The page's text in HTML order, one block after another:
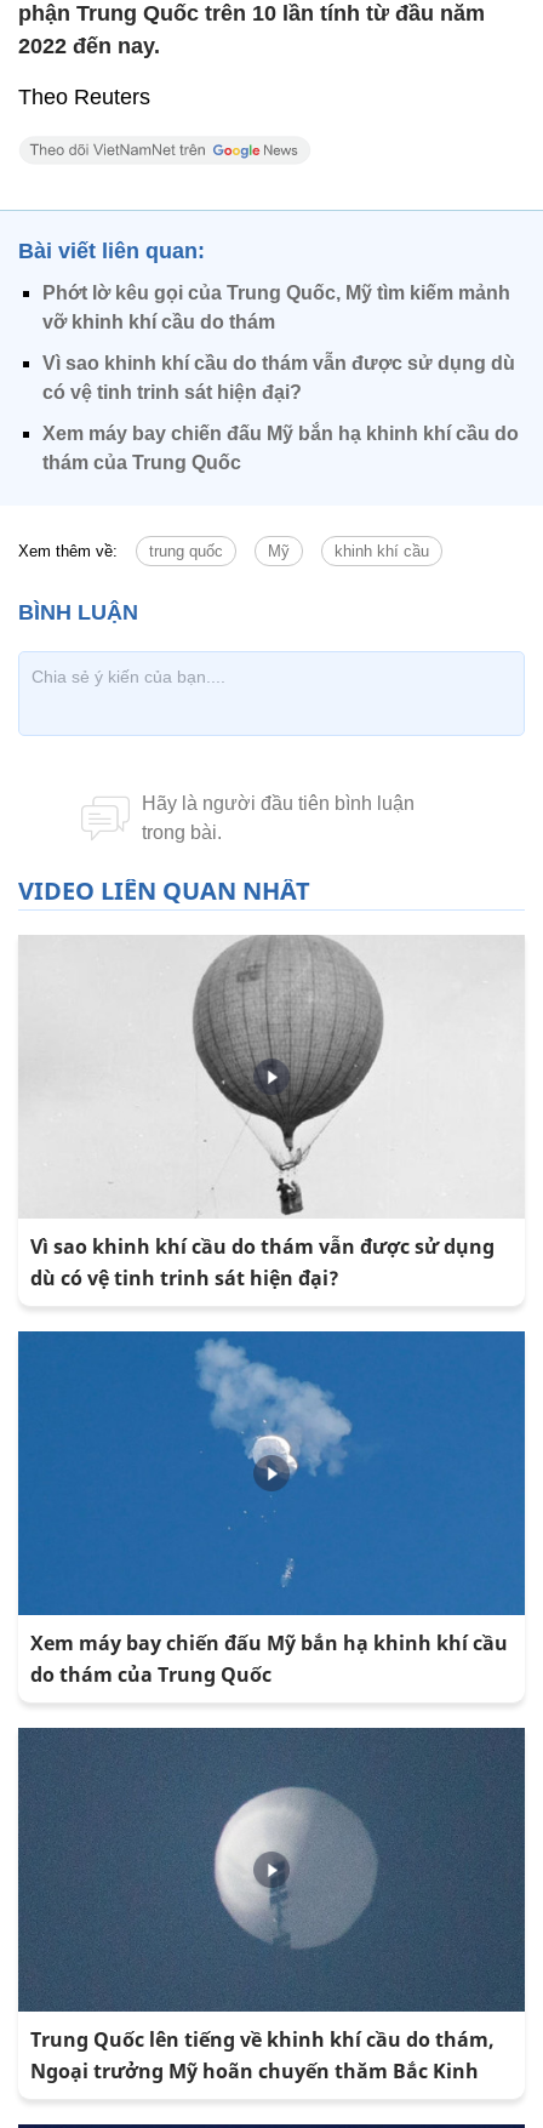
phận Trung Quốc trên 10 lần tính từ đầu năm
2022 đến nay.
Theo Reuters
Bài viết liên quan:
Phớt lờ kêu gọi của Trung Quốc, Mỹ tìm kiếm mảnh
vỡ khinh khí cầu do thám
Vì sao khinh khí cầu do thám vẫn được sử dụng dù
có vệ tinh trinh sát hiện đại?
Xem máy bay chiến đấu Mỹ bắn hạ khinh khí cầu do
thám của Trung Quốc
Xem thêm về: trung quốc Mỹ khinh khí cầu
VIDEO LIÊN QUAN NHẤT
Vì sao khinh khí cầu do thám vẫn được sử dụng
dù có vệ tinh trinh sát hiện đại?
Xem máy bay chiến đấu Mỹ bắn hạ khinh khí cầu
do thám của Trung Quốc
Trung Quốc lên tiếng về khinh khí cầu do thám,
Ngoại trưởng Mỹ hoãn chuyến thăm Bắc Kinh